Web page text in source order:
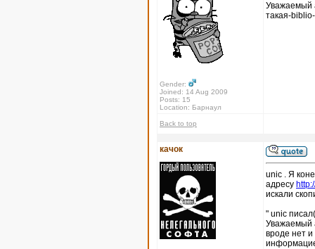
Gender:
Joined: 14 Aug 2009
Posts: 15
Location: Барнаул
Уважаемый
такая-
Back to top
качок
unic . Я
адресу
искали
" unic
Уважаемый
вроде нет